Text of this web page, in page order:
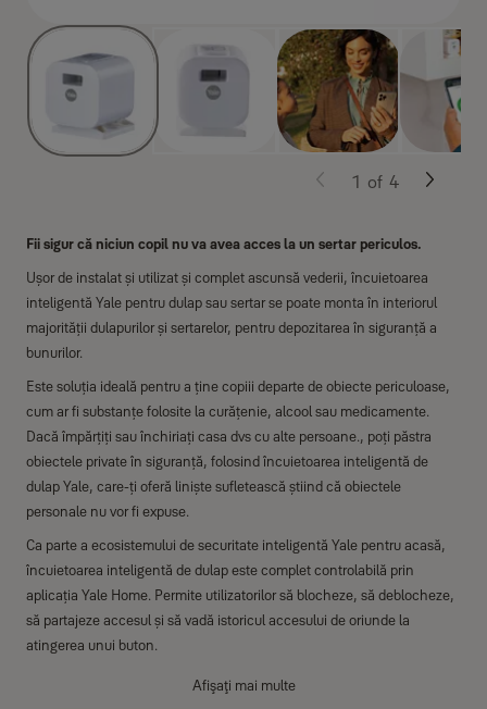
Fii sigur că niciun copil nu va avea acces la un sertar periculos.
Ușor de instalat și utilizat și complet ascunsă vederii, încuietoarea
inteligentă Yale pentru dulap sau sertar se poate monta în interiorul
majorității dulapurilor și sertarelor, pentru depozitarea în siguranță a
bunurilor.
Este soluția ideală pentru a ține copiii departe de obiecte periculoase,
cum ar fi substanțe folosite la curățenie, alcool sau medicamente.
Dacă împărțiți sau închiriați casa dvs cu alte persoane., poți păstra
obiectele private în siguranță, folosind încuietoarea inteligentă de
dulap Yale, care-ți oferă liniște sufletească știind că obiectele
personale nu vor fi expuse.
Ca parte a ecosistemului de securitate inteligentă Yale pentru acasă,
încuietoarea inteligentă de dulap este complet controlabilă prin
aplicația Yale Home. Permite utilizatorilor să blocheze, să deblocheze,
să partajeze accesul și să vadă istoricul accesului de oriunde la
atingerea unui buton.
Afişaţi mai multe
1 of 4